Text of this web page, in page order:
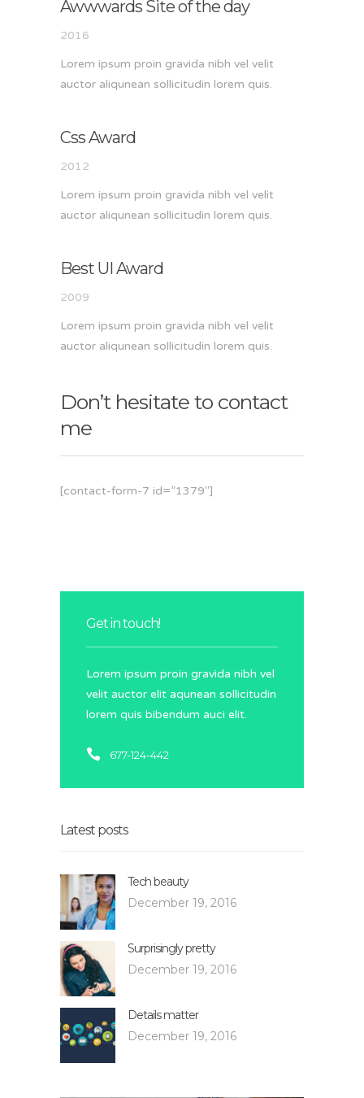
Awwwards Site of the day
2016
Lorem ipsum proin gravida nibh vel velit
auctor aliqunean sollicitudin lorem quis.
Css Award
2012
Lorem ipsum proin gravida nibh vel velit
auctor aliqunean sollicitudin lorem quis.
Best UI Award
2009
Lorem ipsum proin gravida nibh vel velit
auctor aliqunean sollicitudin lorem quis.
Don’t hesitate to contact
me
[contact-form-7 id=”1379″]
Get in touch!
Lorem ipsum proin gravida nibh vel
velit auctor elit aqunean sollicitudin
lorem quis bibendum auci elit.
677-124-442
Latest posts
Tech beauty
December 19, 2016
Surprisingly pretty
December 19, 2016
Details matter
December 19, 2016